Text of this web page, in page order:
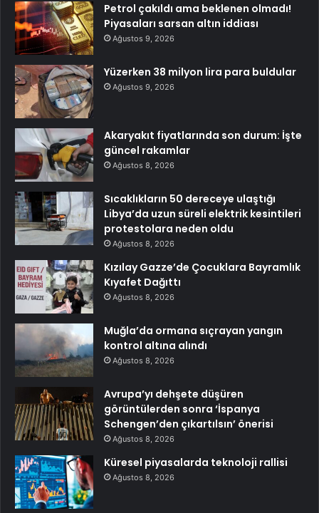
Petrol çakıldı ama beklenen olmadı!
Piyasaları sarsan altın iddiası
Ağustos 9, 2026
Yüzerken 38 milyon lira para buldular
Ağustos 9, 2026
Akaryakıt fiyatlarında son durum: İşte
güncel rakamlar
Ağustos 8, 2026
Sıcaklıkların 50 dereceye ulaştığı
Libya’da uzun süreli elektrik kesintileri
protestolara neden oldu
Ağustos 8, 2026
Kızılay Gazze’de Çocuklara Bayramlık
Kıyafet Dağıttı
Ağustos 8, 2026
Muğla’da ormana sıçrayan yangın
kontrol altına alındı
Ağustos 8, 2026
Avrupa’yı dehşete düşüren
görüntülerden sonra ‘İspanya
Schengen’den çıkartılsın’ önerisi
Ağustos 8, 2026
Küresel piyasalarda teknoloji rallisi
Ağustos 8, 2026